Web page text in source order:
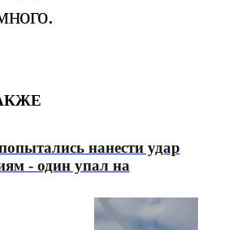
нанести удар
- один упал на